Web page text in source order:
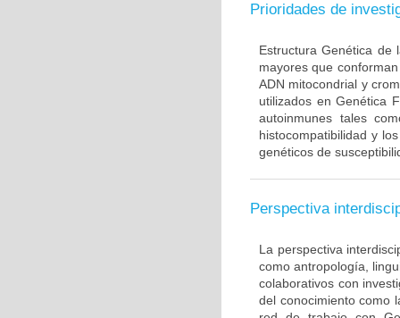
Prioridades de
Estructura Genética de
mayores que
ADN mitocondrial y
utilizados en Genética
autoinmunes tales
histocompatibilidad y
genéticos de
Perspectiva
La perspectiva
como antropología,
colaborativos con
del conocimiento como